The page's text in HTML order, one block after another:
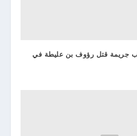
جريمة قتل رؤوف بن عليطة في